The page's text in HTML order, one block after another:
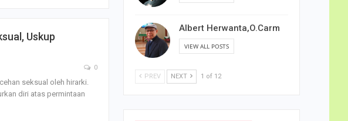
Uskup
0
seksual oleh hirarki.
diri atas permintaan
Albert Herwanta,O.Carm
VIEW ALL POSTS
PREV NEXT 1 of 12